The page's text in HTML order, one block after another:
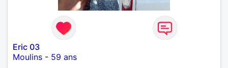
Eric 03
Moulins - 59 ans